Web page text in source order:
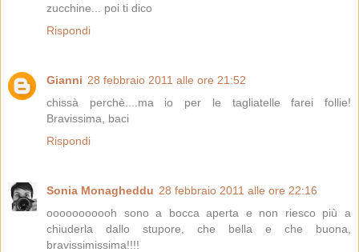
zucchine... poi ti dico
Rispondi
Gianni 28 febbraio 2011 alle ore 21:52
chissà perchè....ma io per le tagliatelle farei follie!
Bravissima, baci
Rispondi
Sonia Monagheddu 28 febbraio 2011 alle ore 22:16
ooooooooooh sono a bocca aperta e non riesco più a
chiuderla dallo stupore, che bella e che buona,
bravissimissima!!!!